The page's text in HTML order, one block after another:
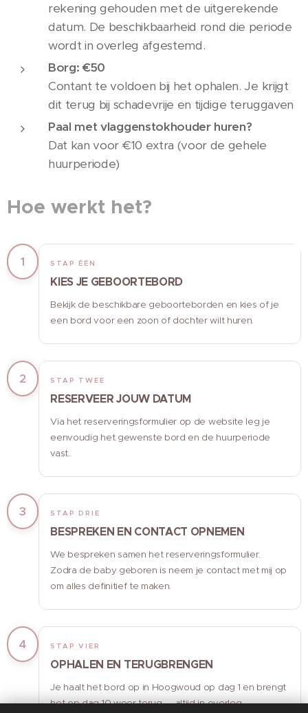
rekening gehouden met de uitgerekende
datum. De beschikbaarheid rond die periode
wordt in overleg afgestemd.
Borg: €50
Contant te voldoen bij het ophalen. Je krijgt
dit terug bij schadevrije en tijdige teruggaven
Paal met vlaggenstokhouder huren?
Dat kan voor €10 extra (voor de gehele
huurperiode)
Hoe werkt het?
1 STAP ÉÉN
KIES JE GEBOORTEBORD
Bekijk de beschikbare geboorteborden en kies of je
een bord voor een zoon of dochter wilt huren.
2 STAP TWEE
RESERVEER JOUW DATUM
Via het reserveringsformulier op de website leg je
eenvoudig het gewenste bord en de huurperiode
vast.
3 STAP DRIE
BESPREKEN EN CONTACT OPNEMEN
We bespreken samen het reserveringsformulier.
Zodra de baby geboren is neem je contact met mij op
om alles definitief te maken.
4 STAP VIER
OPHALEN EN TERUGBRENGEN
Je haalt het bord op in Hoogwoud op dag 1 en brengt
het op dag 10 weer terug — altijd in overleg.